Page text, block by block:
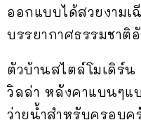
ออกแบบได้สวยงามเ
บรรยากาศธรรมชาติ
ตัวบ้านสไตล์โมเดิร์
วิลล่า หลังคาแบนๆแ
ว่ายน้ำสำหรับครอบค